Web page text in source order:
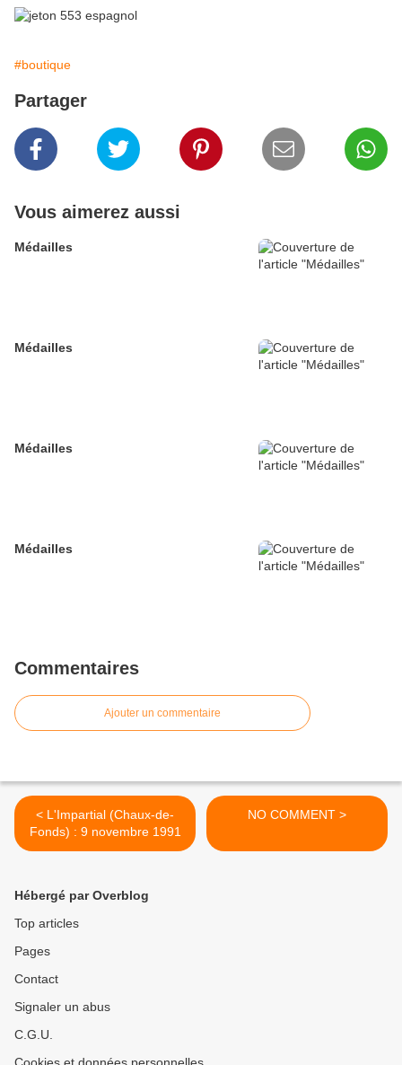
#boutique
Partager
Vous aimerez aussi
Médailles
Médailles
Médailles
Médailles
Commentaires
Ajouter un commentaire
< L'Impartial (Chaux-de-
Fonds) : 9 novembre 1991
NO COMMENT >
Hébergé par Overblog
Top articles
Pages
Contact
Signaler un abus
C.G.U.